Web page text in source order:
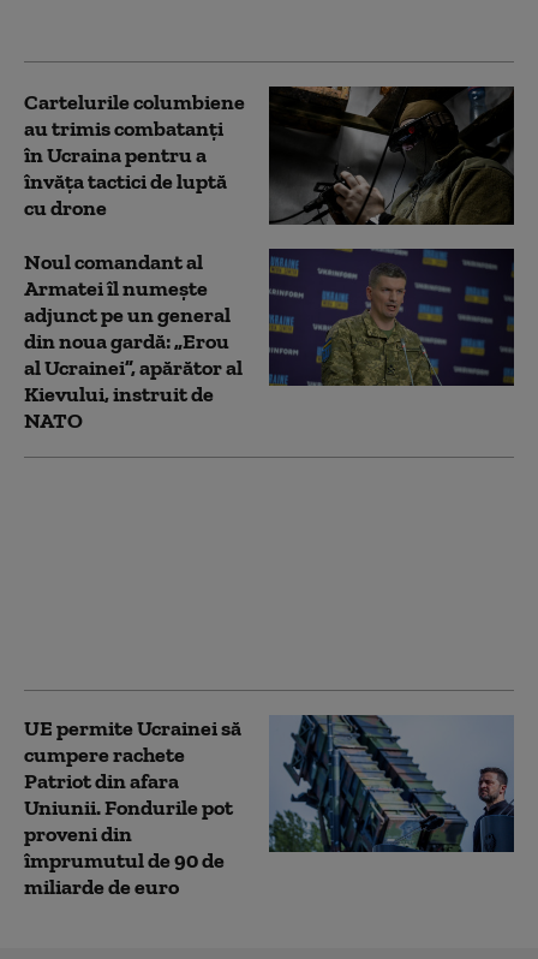
Cartelurile columbiene
au trimis combatanți
în Ucraina pentru a
învăța tactici de luptă
cu drone
Noul comandant al
Armatei îl numește
adjunct pe un general
din noua gardă: „Erou
al Ucrainei”, apărător al
Kievului, instruit de
NATO
UE permite Ucrainei să
cumpere rachete
Patriot din afara
Uniunii. Fondurile pot
proveni din
împrumutul de 90 de
miliarde de euro